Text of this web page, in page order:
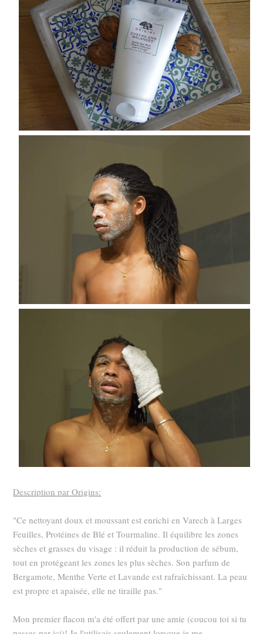
Description par Origins:
"Ce nettoyant doux et moussant est enrichi en Varech à Larges
Feuilles, Protéines de Blé et Tourmaline. Il équilibre les zones
sèches et grasses du visage : il réduit la production de sébum,
tout en protégeant les zones les plus sèches. Son parfum de
Bergamote, Menthe Verte et Lavande est rafraîchissant. La peau
est propre et apaisée, elle ne tiraille pas."
Mon premier flacon m'a été offert par une amie (coucou toi si tu